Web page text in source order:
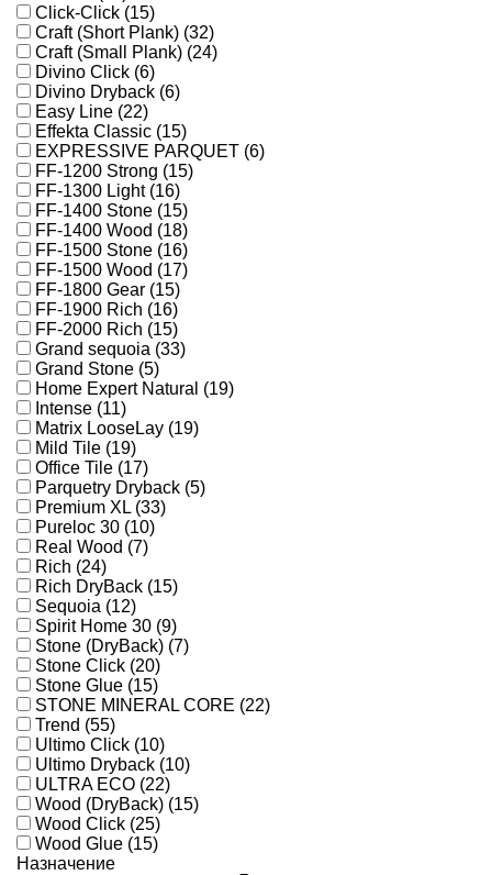
Click-Click (15)
Craft (Short Plank) (32)
Craft (Small Plank) (24)
Divino Click (6)
Divino Dryback (6)
Easy Line (22)
Effekta Classic (15)
EXPRESSIVE PARQUET (6)
FF-1200 Strong (15)
FF-1300 Light (16)
FF-1400 Stone (15)
FF-1400 Wood (18)
FF-1500 Stone (16)
FF-1500 Wood (17)
FF-1800 Gear (15)
FF-1900 Rich (16)
FF-2000 Rich (15)
Grand sequoia (33)
Grand Stone (5)
Home Expert Natural (19)
Intense (11)
Matrix LooseLay (19)
Mild Tile (19)
Office Tile (17)
Parquetry Dryback (5)
Premium XL (33)
Pureloc 30 (10)
Real Wood (7)
Rich (24)
Rich DryBack (15)
Sequoia (12)
Spirit Home 30 (9)
Stone (DryBack) (7)
Stone Click (20)
Stone Glue (15)
STONE MINERAL CORE (22)
Trend (55)
Ultimo Click (10)
Ultimo Dryback (10)
ULTRA ECO (22)
Wood (DryBack) (15)
Wood Click (25)
Wood Glue (15)
Назначение